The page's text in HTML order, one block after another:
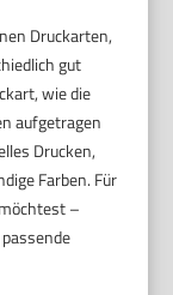
Druckarten,
gut
wie die
aufgetragen
Drucken,
Farben. Für
–